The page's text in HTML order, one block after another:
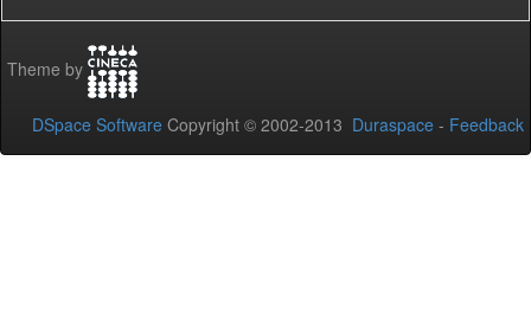
Theme by
DSpace Software Copyright © 2002-2013 Duraspace - Feedback